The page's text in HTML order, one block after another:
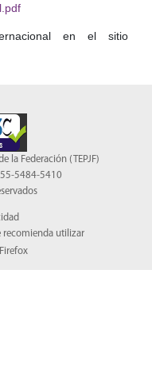
en el sitio
la Federación (TEPJF)
5484-5410
recomienda utilizar
Firefox